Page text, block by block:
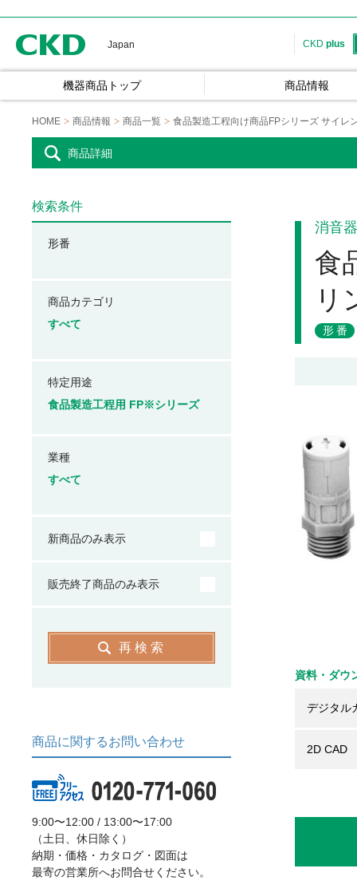
Japan CKD plus
機器商品トップ 商品情報
HOME 商品情報 商品一覧 食品製造工程向け商品FPシリーズ サイレ
商品詳細
消音器
食
リ
形番
資料・ダウ
デジタル
2D CAD
検索条件
形番
商品カテゴリ
すべて
特定用途
食品製造工程用 FP※シリーズ
業種
すべて
新商品のみ表示
販売終了商品のみ表示
再検索
商品に関するお問い合わせ
9:00〜12:00 / 13:00〜17:00
（土日、休日除く）
納期・価格・カタログ・図面は
最寄の営業所へお問合せください。